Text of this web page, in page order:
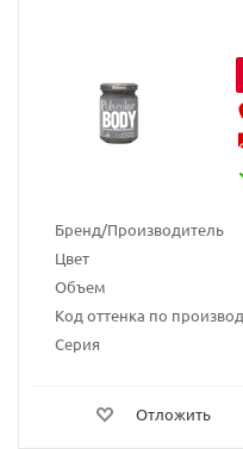
Бренд/Производитель
Цвет
Объем
Код оттенка по
Серия
Отложить